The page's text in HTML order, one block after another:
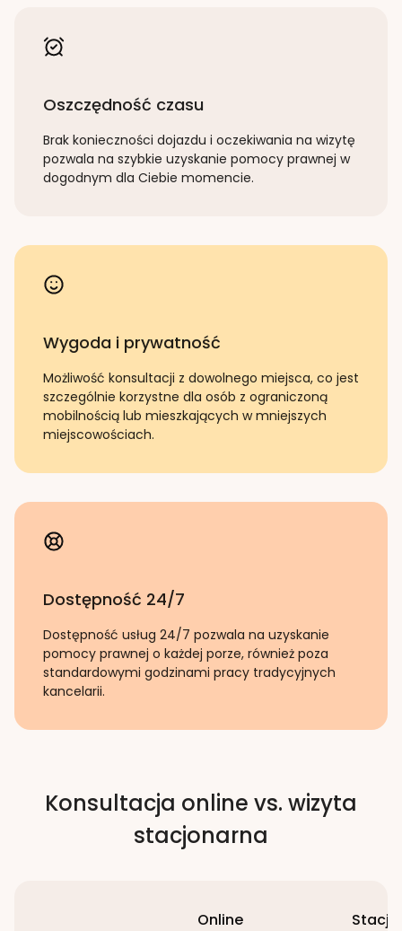
Oszczędność czasu
Brak konieczności dojazdu i oczekiwania na wizytę
pozwala na szybkie uzyskanie pomocy prawnej w
dogodnym dla Ciebie momencie.
Wygoda i prywatność
Możliwość konsultacji z dowolnego miejsca, co jest
szczególnie korzystne dla osób z ograniczoną
mobilnością lub mieszkających w mniejszych
miejscowościach.
Dostępność 24/7
Dostępność usług 24/7 pozwala na uzyskanie
pomocy prawnej o każdej porze, również poza
standardowymi godzinami pracy tradycyjnych
kancelarii.
Konsultacja online vs. wizyta
stacjonarna
Online